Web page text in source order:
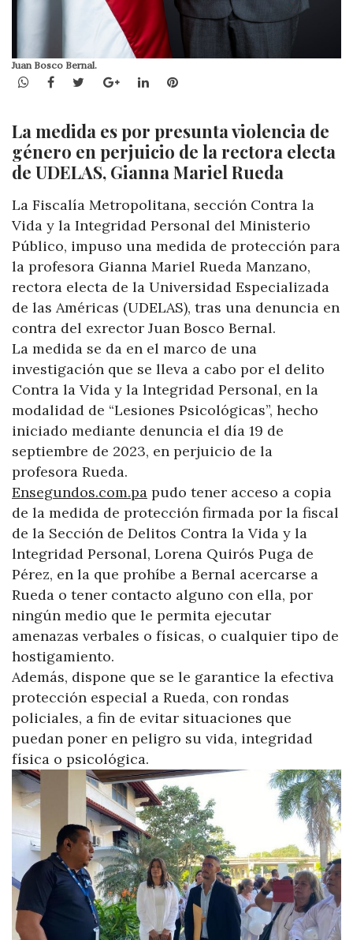
Juan Bosco Bernal.
WhatsApp
Facebook
TwitterGoogle+LinkedInPinterest
La medida es por presunta violencia de
género en perjuicio de la rectora electa
de UDELAS, Gianna Mariel Rueda
La Fiscalía Metropolitana, sección Contra la
Vida y la Integridad Personal del Ministerio
Público, impuso una medida de protección para
la profesora Gianna Mariel Rueda Manzano,
rectora electa de la Universidad Especializada
de las Américas (UDELAS), tras una denuncia en
contra del exrector Juan Bosco Bernal.
La medida se da en el marco de una
investigación que se lleva a cabo por el delito
Contra la Vida y la lntegridad Personal, en la
modalidad de “Lesiones Psicológicas”, hecho
iniciado mediante denuncia el día 19 de
septiembre de 2023, en perjuicio de la
profesora Rueda.
Ensegundos.com.pa pudo tener acceso a copia
de la medida de protección firmada por la fiscal
de la Sección de Delitos Contra la Vida y la
lntegridad Personal, Lorena Quirós Puga de
Pérez, en la que prohíbe a Bernal acercarse a
Rueda o tener contacto alguno con ella, por
ningún medio que le permita ejecutar
amenazas verbales o físicas, o cualquier tipo de
hostigamiento.
Además, dispone que se le garantice la efectiva
protección especial a Rueda, con rondas
policiales, a fin de evitar situaciones que
puedan poner en peligro su vida, integridad
física o psicológica.